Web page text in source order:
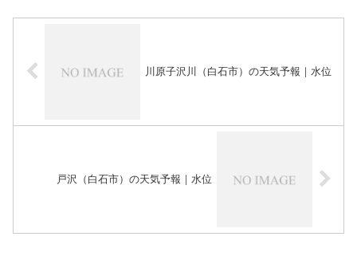
川原子沢川（白石市）の天気予報｜水位
戸沢（白石市）の天気予報｜水位